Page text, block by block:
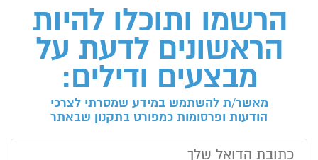
הרשמו ותוכלו להיות
הראשונים לדעת על
מבצעים ודילים:
מאשר/ת להשתמש במידע שמסרתי לצרכי
הודעות ופרסומות כמפורט בתקנון שבאתר